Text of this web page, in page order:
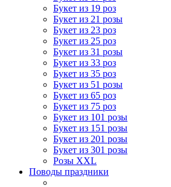
Букет из 19 роз
Букет из 21 розы
Букет из 23 роз
Букет из 25 роз
Букет из 31 розы
Букет из 33 роз
Букет из 35 роз
Букет из 51 розы
Букет из 65 роз
Букет из 75 роз
Букет из 101 розы
Букет из 151 розы
Букет из 201 розы
Букет из 301 розы
Розы XXL
Поводы праздники